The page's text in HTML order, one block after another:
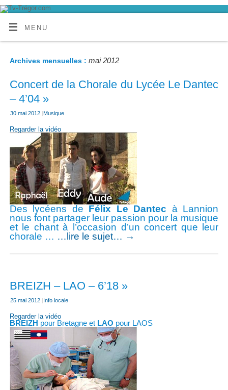
MENU
Archives mensuelles : mai 2012
Concert de la Chorale du Lycée Le Dantec
– 4’04 »
30 mai 2012 |Musique
Regarder la vidéo
Des lycéens de Félix Le Dantec à Lannion
nous font partager leur passion pour la musique
et le chant à l’occasion d’un concert que leur
chorale … …lire le sujet… →
BREIZH – LAO – 6’18 »
25 mai 2012 |Info locale
Regarder la vidéo
BREIZH pour Bretagne et LAO pour LAOS